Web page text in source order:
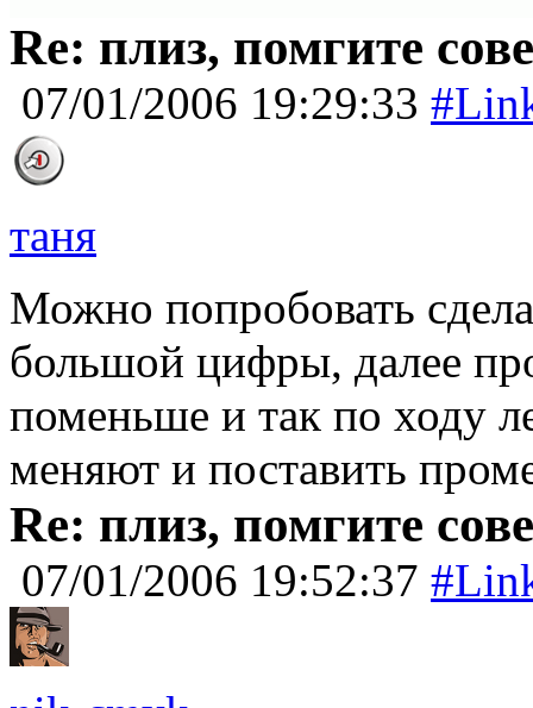
Re: плиз, помгите
07/01/2006 19:29:33
таня
Можно попробовать
большой цифры, далее
поменьше и так по ходу
меняют и поставить
Re: плиз, помгите
07/01/2006 19:52:37